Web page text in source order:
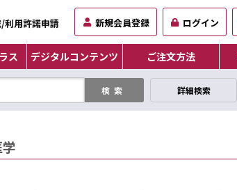
利用許諾申請 新規会員登録 ログイン
ス デジタルコンテンツ ご注文方法
詳細検索